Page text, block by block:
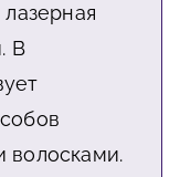
В
волосками.